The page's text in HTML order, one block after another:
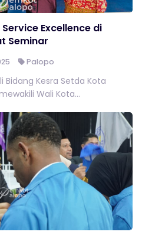
Excellence di
Seminar
Palopo
Bidang Kesra Setda Kota
Wali Kota...